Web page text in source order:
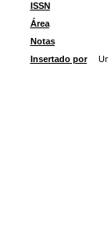
ISSN
Área
Notas
Insertado por